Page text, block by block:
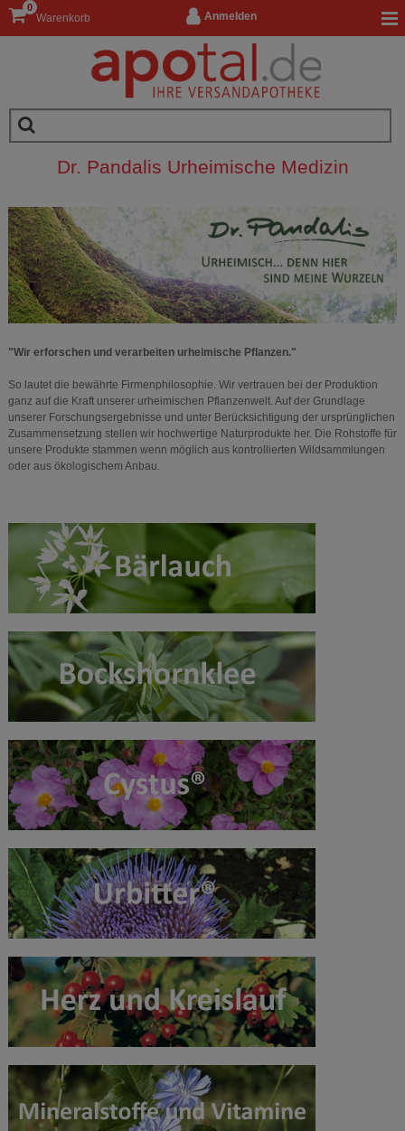
Anmelden
Warenkorb
0
Dr. Pandalis Urheimische Medizin
"Wir erforschen und verarbeiten urheimische Pflanzen."
So lautet die bewährte Firmenphilosophie. Wir vertrauen bei der Produktion
ganz auf die Kraft unserer urheimischen Pflanzenwelt. Auf der Grundlage
unserer Forschungsergebnisse und unter Berücksichtigung der ursprünglichen
Zusammensetzung stellen wir hochwertige Naturprodukte her. Die Rohstoffe für
unsere Produkte stammen wenn möglich aus kontrollierten Wildsammlungen
oder aus ökologischem Anbau.